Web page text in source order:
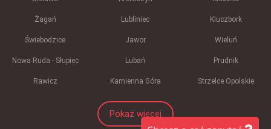
Żagań Lubliniec Kluczbork
Świebodzice Jawor Wieluń
Nowa Ruda - Słupiec Lubań Prudnik
Rawicz Kamienna Góra Strzelce Opolskie
Pokaż więcej